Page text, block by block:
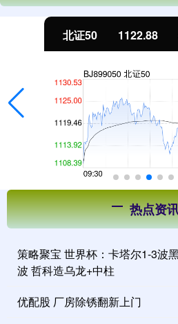
北证50 1122.88
热点资
策略聚宝 世界杯：卡塔尔1-3波
波 哲科造乌龙+中柱
优配股 厂房除锈翻新上门